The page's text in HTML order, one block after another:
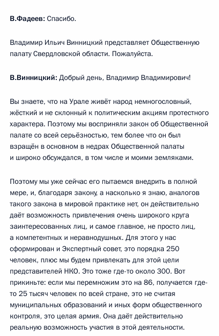
В.Фадеев: Спасибо.
Владимир Ильич Винницкий представляет Общественную
палату Свердловской области. Пожалуйста.
В.Винницкий: Добрый день, Владимир Владимирович!
Вы знаете, что на Урале живёт народ немногословный,
жёсткий и не склонный к политическим акциям протестного
характера. Поэтому мы восприняли закон об Общественной
палате со всей серьёзностью, тем более что он был
взращён в основном в недрах Общественной палаты
и широко обсуждался, в том числе и моими земляками.
Поэтому мы уже сейчас его пытаемся внедрить в полной
мере, и, благодаря закону, а насколько я знаю, аналогов
такого закона в мировой практике нет, он действительно
даёт возможность привлечения очень широкого круга
заинтересованных лиц, и самое главное, не просто лиц,
а компетентных и неравнодушных. Для этого у нас
сформирован и Экспертный совет, это порядка 250
человек, плюс мы будем привлекать для этой цели
представителей НКО. Это тоже где-то около 300. Вот
прикиньте: если мы перемножим это на 86, получается где-
то 25 тысяч человек по всей стране, это не считая
муниципальных образований и иных форм общественного
контроля, это целая армия. Она даёт действительно
реальную возможность участия в этой деятельности.